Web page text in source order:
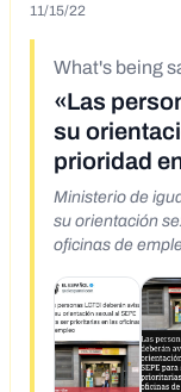
11/15/22
What's being
«Las
su
prioridad
Ministerio de
su orientación
oficinas de